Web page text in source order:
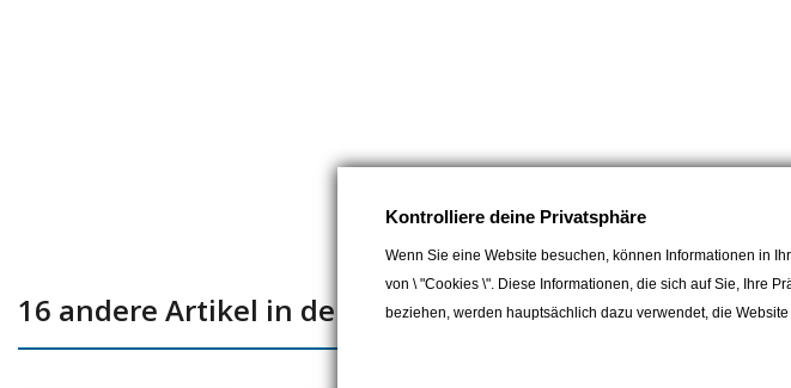
16 andere Artikel in der gleichen Kategorie:
Kontrolliere deine Privatsphäre
Wenn Sie eine Website besuchen, können Informationen in
von \ "Cookies \". Diese Informationen, die sich auf Sie, Ihre
beziehen, werden hauptsächlich dazu verwendet, die